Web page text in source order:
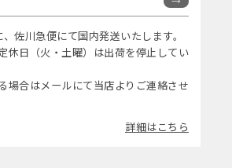
佐川急便にて国内発送いたします。
休日（火・土曜）は出荷を停止してい
場合はメールにて当店よりご連絡させ
詳細はこちら